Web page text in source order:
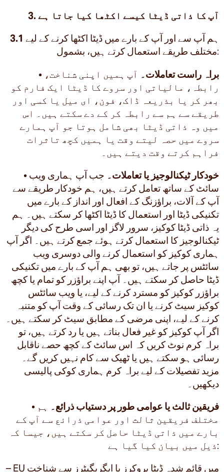
3. آپ کا ذاتی ڈیٹا کیسے اکٹھا کیا جاتا ہے
3.1 ہم آپ سے اور آپ کے بارے میں ڈیٹا اکٹھا کرنے کے لیے
مختلف طریقے استعمال کرتے ہیں، بشمول:
•
براہ راست تعاملات۔ آپ ہمیں اپنی شناخت،
رابطہ، مالیاتی اور سروے کا ڈیٹا ایک فارم کو
بھر کر یا بذریعہ ڈاک، فون، ای میل یا کسی اور
طریقے سے ہم سے رابطہ کر کے دے سکتے ہیں۔ اس
میں وہ ذاتی ڈیٹا بھی شامل ہوتا جو آپ ہمارے
سروے میں حصہ لیتے وقت یا ہمیں کچھ تاثرات
فراہم کرتے وقت دیتے ہیں۔
•
خودکار ٹیکنالوجیز یا تعاملات۔ جب آپ ہماری ویب
سائٹ کے ساتھ تعامل کرتے ہیں، ہم خودکار طریقے سے
آپ کے آلات، براؤزنگ کے افعال اور انداز کے بارے میں
تکنیکی ڈیٹا اور استعمال کا ڈیٹا اکٹھا کر سکتے ہیں۔ ہم
یہ ذاتی ڈیٹا کوکیز، سرور لاگز اور اسی طرح کی دیگر
ٹیکنالوجیز کا استعمال کرتے ہوئے جمع کرتے ہیں۔ اگر آپ
ہماری کوکیز کو استعمال کرنے والی دوسری ویب
سائٹس پر جاتے ہیں، تو بھی ہم آپ کے بارے میں تکنیکی
ڈیٹا حاصل کر سکتے ہیں۔ آپ اپنے براؤزر کو تمام یا کچھ
براؤزر کوکیز کو مسترد کرنے کے لیے، یا ویب سائٹس
کوکیز سیٹ کرنے یا ان تک رسائی کے وقت آپ کو متنبہ
کرنے کے لیے، اپنی مرضی کے مطابق سیٹ کر سکتے ہیں۔
اگر آپ کوکیز کو غیر فعال بناتے ہیں یا رد کرتے ہیں، تو
براہ کرم نوٹ کریں کہ اس سائٹ کے کچھ حصے ناقابل
رسائی ہو سکتے ہیں یا ٹھیک سے کام نہیں کریں گے۔
مزید تفصیلات کے لیے براہ کرم ہماری کوکی پالیسی
دیکھیں۔
•
فریقین ثالث یا عوامی طور پر دستیاب ذرائع۔ ہم
مختلف فریقین ثالث اور عوامی ذرائع سے آپ کے
بارے میں ذاتی ڈیٹا حاصل کر سکتے ہیں، جیسا کہ
ذیل میں بیان کیا گیا ہے:
– EU میں قائم شدہ ڈیٹا بروکرز یا ایگریگیٹرز سے شناخت